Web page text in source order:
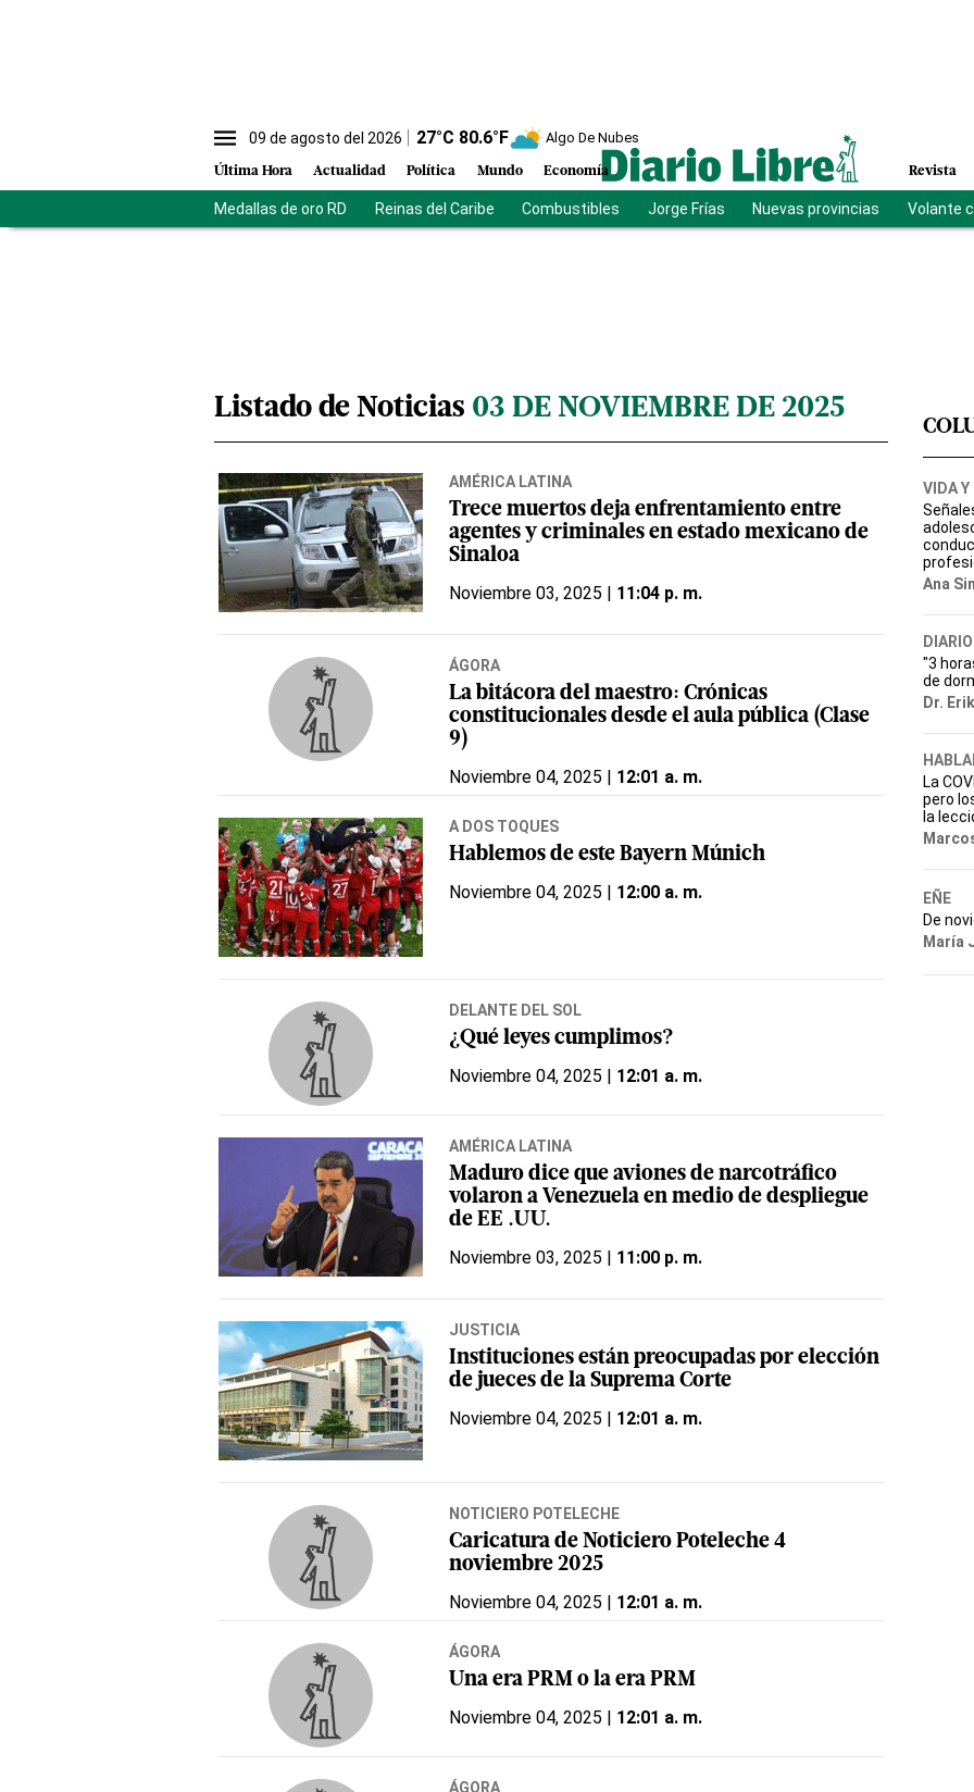
09 de agosto del 2026 27°C 80.6°F Algo De Nubes
Última Hora Actualidad Política Mundo Economía Revista
Medallas de oro RD Reinas del Caribe Combustibles Jorge Frías Nuevas provincias Volante
Listado de Noticias 03 DE NOVIEMBRE DE 2025
AMÉRICA LATINA
Trece muertos deja enfrentamiento entre
agentes y criminales en estado mexicano de
Sinaloa
Noviembre 03, 2025 | 11:04 p. m.
ÁGORA
La bitácora del maestro: Crónicas
constitucionales desde el aula pública (Clase
9)
Noviembre 04, 2025 | 12:01 a. m.
A DOS TOQUES
Hablemos de este Bayern Múnich
Noviembre 04, 2025 | 12:00 a. m.
DELANTE DEL SOL
¿Qué leyes cumplimos?
Noviembre 04, 2025 | 12:01 a. m.
AMÉRICA LATINA
Maduro dice que aviones de narcotráfico
volaron a Venezuela en medio de despliegue
de EE .UU.
Noviembre 03, 2025 | 11:00 p. m.
JUSTICIA
Instituciones están preocupadas por elección
de jueces de la Suprema Corte
Noviembre 04, 2025 | 12:01 a. m.
NOTICIERO POTELECHE
Caricatura de Noticiero Poteleche 4
noviembre 2025
Noviembre 04, 2025 | 12:01 a. m.
ÁGORA
Una era PRM o la era PRM
Noviembre 04, 2025 | 12:01 a. m.
ÁGORA
VIDA Y
Ana
"3
de
Dr.
La
pero
la
EÑE
De
María